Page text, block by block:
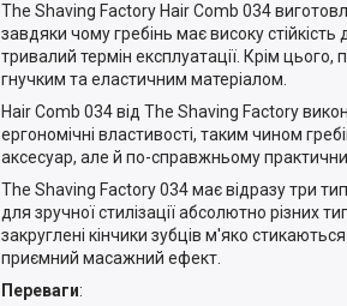
The Shaving Factory Hair Comb 034
завдяки чому гребінь має високу
тривалий термін експлуатації. Крім цього,
гнучким та еластичним матеріалом.
Hair Comb 034 від The ​​Shaving Factory
ергономічні властивості, таким чином
аксесуар, але й по-справжньому
The Shaving Factory 034 має відразу три
для зручної стилізації абсолютно різних
закруглені кінчики зубців м'яко
приємний масажний ефект.
Переваги: